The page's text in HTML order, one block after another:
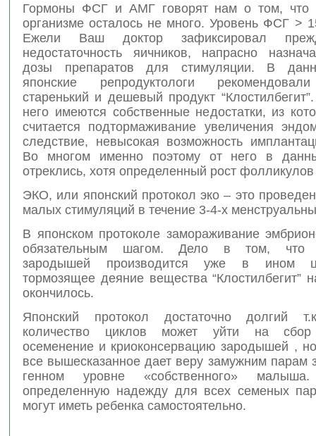
Гормоны ФСГ и АМГ говорят нам о том, что
организме осталось не много. Уровень ФСГ >
Ежели Ваш доктор зафиксировал
недостаточность яичников, напрасно
дозы препаратов для стимуляции. В
японские репродуктологи
старенький и дешевый продукт
него имеются собственные недостатки, из
считается подтормаживание увеличения
следствие, невысокая возможность
Во многом именно поэтому от него в
отреклись, хотя определенный рост фолликулов
ЭКО, или японский протокол эко – это
малых стимуляций в течение 3-4-х
В японском протоколе замораживание
обязательным шагом. Дело в том, что
зародышей производится уже в ином
тормозящее деяние вещества “Клостилбегит”
окончилось.
Японский протокол достаточно долгий
количество циклов может уйти на сбор
осеменение и криоконсервацию зародышей ,
все вышесказанное дает веру замужним парам
генном уровне «собственного»
определенную надежду для всех семеных
могут иметь ребенка самостоятельно.